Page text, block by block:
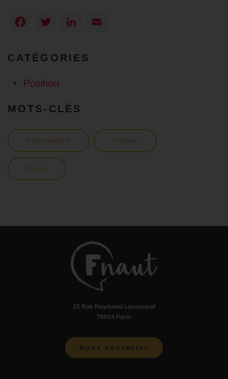
Facebook
TwitterLinkedIn
CATÉGORIES
Position
MOTS-CLÉS
Environnement Politique
Routier
32 Rue Raymond Losserand
75014 Paris
Nous contacter